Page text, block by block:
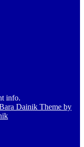
info.
Dainik Theme by